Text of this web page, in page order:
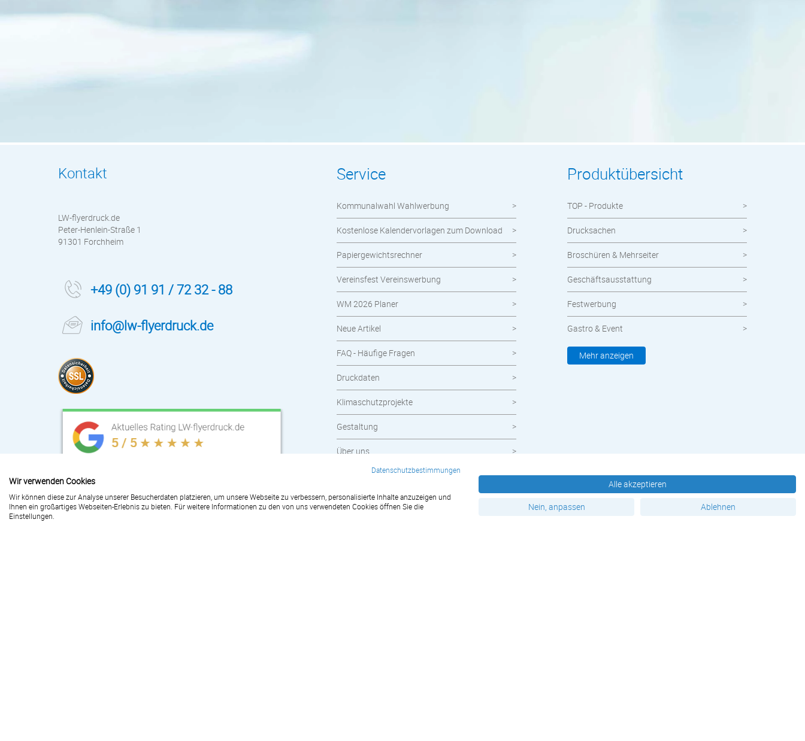
Kontakt
LW-flyerdruck.de
Peter-Henlein-Straße 1
91301 Forchheim
+49 (0) 91 91 / 72 32 - 88
info@lw-flyerdruck.de
Produktübersicht
TOP - Produkte
Drucksachen
Broschüren & Mehrseiter
Geschäftsausstattung
Festwerbung
Gastro & Event
Kleidung & Textilien
Wahlen
Mehr anzeigen
Service
Kommunalwahl Wahlwerbung
Kostenlose Kalendervorlagen zum Download
Papiergewichtsrechner
Vereinsfest Vereinswerbung
WM 2026 Planer
Neue Artikel
FAQ - Häufige Fragen
Druckdaten
Klimaschutzprojekte
Gestaltung
Über uns
Erklärung zur Barrierefreiheit
Sonderanfrage
Datenschutzbestimmungen
Wir verwenden Cookies
Wir können diese zur Analyse unserer Besucherdaten platzieren, um unsere Webseite zu verbessern, personalisierte Inhalte anzuzeigen und
Ihnen ein großartiges Webseiten-Erlebnis zu bieten. Für weitere Informationen zu den von uns verwendeten Cookies öffnen Sie die
Einstellungen.
Alle akzeptieren
Nein, anpassen
Ablehnen